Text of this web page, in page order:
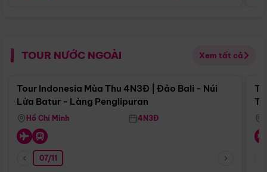
TOUR NƯỚC NGOÀI Xem tất cả
Điểm nổi bật
Tour Indonesia Mùa Thu 4N3Đ | Đảo Bali - Núi
Lửa Batur - Làng Penglipuran
Hồ Chí Minh 4N3Đ
07/11